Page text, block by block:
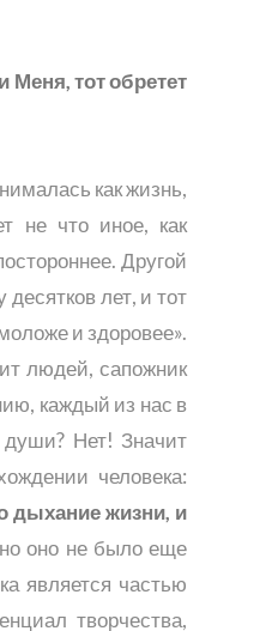
Меня, тот обретет
как жизнь,
не что иное, как
Другой
десятков лет, и тот
и здоровее».
людей, сапожник
каждый из нас в
Нет! Значит
человека:
дыхание жизни, и
но оно не было еще
является частью
творчества,